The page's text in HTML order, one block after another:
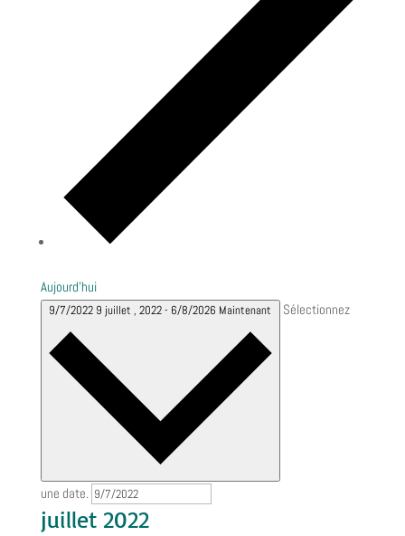
Aujourd’hui
9/7/2022 9 juillet , 2022- 6/8/2026 Maintenant Sélectionnez
une date.
juillet 2022